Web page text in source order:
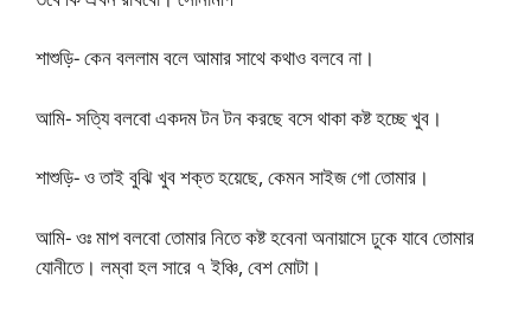
শাশুড়ি- কেন বললাম বলে আমার সাথে কথাও বলবে না।
আমি- সত্যি বলবো একদম টন টন করছে বসে থাকা কষ্ট হচ্ছে খুব।
শাশুড়ি- ও তাই বুঝি খুব শক্ত হয়েছে, কেমন সাইজ গো তোমার।
আমি- ওঃ মাপ বলবো তোমার নিতে কষ্ট হবেনা অনায়াসে ঢুকে যাবে তোমার
যোনীতে। লম্বা হল সারে ৭ ইঞ্চি, বেশ মোটা।